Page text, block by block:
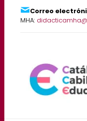
Correo
MHA: